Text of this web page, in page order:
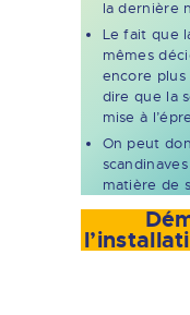
la dernière
Le fait que
mêmes
encore
dire que la
mise à
On peut
matière de